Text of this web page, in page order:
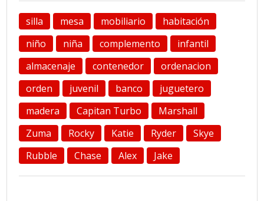
silla mesa mobiliario
habitación
niño
niña complemento
infantil
almacenaje
contenedor
ordenacion
orden
juvenil banco
juguetero
madera
Capitan Turbo
Marshall
Zuma
Rocky Katie Ryder
Skye
Rubble
Chase Alex Jake